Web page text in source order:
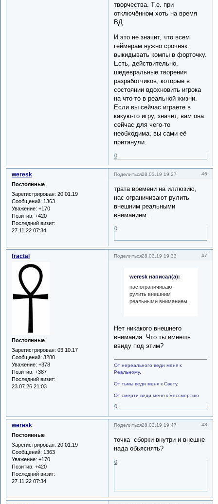
творчества. Т.е. при
отключённом хоть на время
ВД.
И это не значит, что всем
геймерам нужно срочняк
выкидывать компы в форточку.
Есть, действительно,
шедевральные творения
разработчиков, которые в
состоянии вдохновить игрока
на что-то в реальной жизни.
Если вы сейчас играете в
какую-то игру, значит, вам она
сейчас для чего-то
необходима, вы сами её
притянули.
0
Поделиться 46
28.03.19 19:27
weresk
Постоянные
Зарегистрирован: 20.01.19
Сообщений: 1363
Уважение: +170
Позитив: +420
Последний визит:
27.11.22 07:34
трата времени на иллюзию,
нас ограничивают рулить
внешним реальными
вниманием..
0
Поделиться 47
28.03.19 19:33
fractal
Постоянные
Зарегистрирован: 03.10.17
Сообщений: 3280
Уважение: +378
Позитив: +387
Последний визит:
23.07.26 21:03
weresk написал(а):
нас ограничивают
рулить внешним
реальными вниманием..
Нет никакого внешнего
внимания. Что ты имеешь
ввиду под этим?
От нереального веди меня к
Реальному,
От тьмы веди меня к Свету,
От смерти веди меня к Бессмертию
0
Поделиться 48
28.03.19 19:47
weresk
Постоянные
Зарегистрирован: 20.01.19
Сообщений: 1363
Уважение: +170
Позитив: +420
Последний визит:
27.11.22 07:34
точка сборки внутри и внешне
нада обьяснять?
0